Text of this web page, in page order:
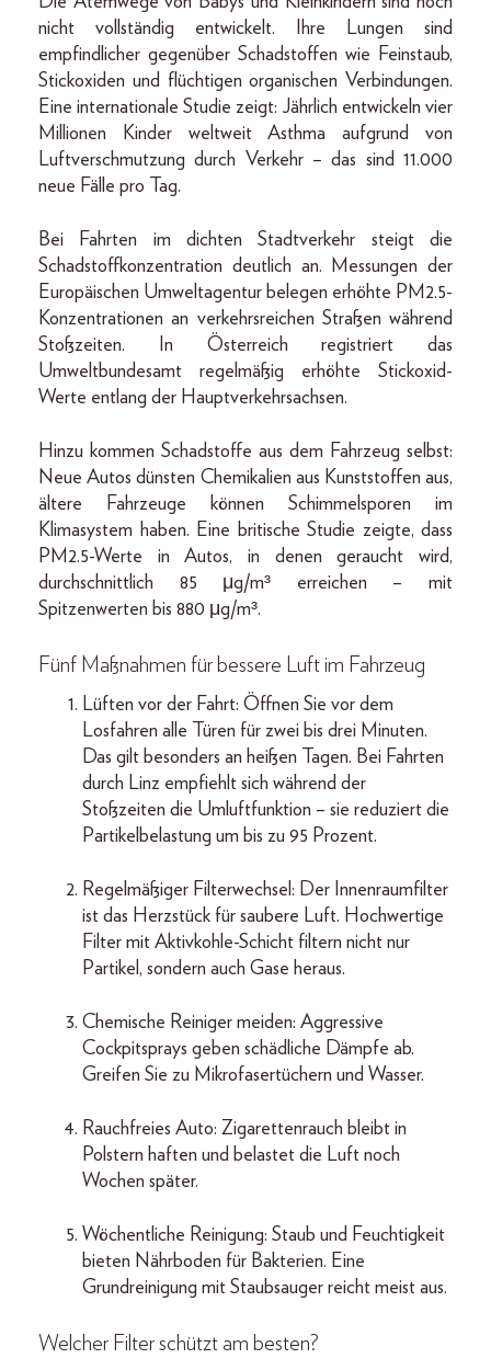
nicht vollständig entwickelt. Ihre Lungen sind
empfindlicher gegenüber Schadstoffen wie Feinstaub,
Stickoxiden und flüchtigen organischen Verbindungen.
Eine internationale Studie zeigt: Jährlich entwickeln vier
Millionen Kinder weltweit Asthma aufgrund von
Luftverschmutzung durch Verkehr – das sind 11.000
neue Fälle pro Tag.
Bei Fahrten im dichten Stadtverkehr steigt die
Schadstoffkonzentration deutlich an. Messungen der
Europäischen Umweltagentur belegen erhöhte PM2.5-
Konzentrationen an verkehrsreichen Straßen während
Stoßzeiten. In Österreich registriert das
Umweltbundesamt regelmäßig erhöhte Stickoxid-
Werte entlang der Hauptverkehrsachsen.
Hinzu kommen Schadstoffe aus dem Fahrzeug selbst:
Neue Autos dünsten Chemikalien aus Kunststoffen aus,
ältere Fahrzeuge können Schimmelsporen im
Klimasystem haben. Eine britische Studie zeigte, dass
PM2.5-Werte in Autos, in denen geraucht wird,
durchschnittlich 85 μg/m³ erreichen – mit
Spitzenwerten bis 880 μg/m³.
Fünf Maßnahmen für bessere Luft im Fahrzeug
Lüften vor der Fahrt: Öffnen Sie vor dem
Losfahren alle Türen für zwei bis drei Minuten.
Das gilt besonders an heißen Tagen. Bei Fahrten
durch Linz empfiehlt sich während der
Stoßzeiten die Umluftfunktion – sie reduziert die
Partikelbelastung um bis zu 95 Prozent.
Regelmäßiger Filterwechsel: Der Innenraumfilter
ist das Herzstück für saubere Luft. Hochwertige
Filter mit Aktivkohle-Schicht filtern nicht nur
Partikel, sondern auch Gase heraus.
Chemische Reiniger meiden: Aggressive
Cockpitsprays geben schädliche Dämpfe ab.
Greifen Sie zu Mikrofasertüchern und Wasser.
Rauchfreies Auto: Zigarettenrauch bleibt in
Polstern haften und belastet die Luft noch
Wochen später.
Wöchentliche Reinigung: Staub und Feuchtigkeit
bieten Nährboden für Bakterien. Eine
Grundreinigung mit Staubsauger reicht meist aus.
Welcher Filter schützt am besten?